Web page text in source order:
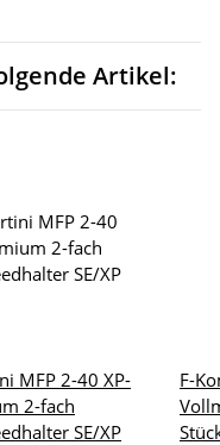
Artikel:
MFP 2-40 XP-
2-fach
SE/XP
F-